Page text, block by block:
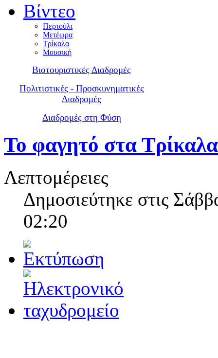
Βίντεο
Περτούλι
Μετέωρα
Τρίκαλα
Μουσική
Βιοτουριστικές Διαδρομές
Πολιτιστικές - Προσκυνηματικές
Διαδρομές
Διαδρομές στη Φύση
Το φαγητό στα Τρίκαλα
Λεπτομέρειες
Δημοσιεύτηκε στις
02:20